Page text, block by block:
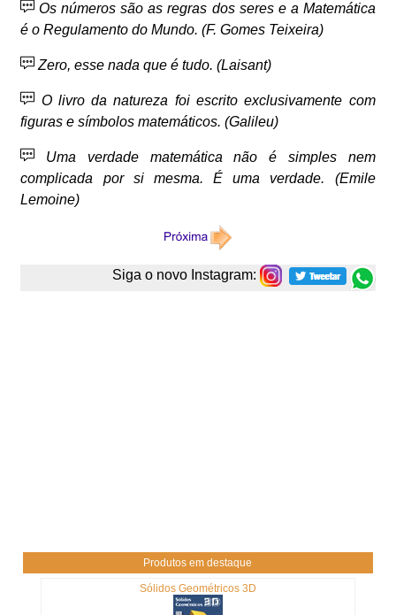
Os números são as regras dos seres e a Matemática
é o Regulamento do Mundo. (F. Gomes Teixeira)
Zero, esse nada que é tudo. (Laisant)
O livro da natureza foi escrito exclusivamente com
figuras e símbolos matemáticos. (Galileu)
Uma verdade matemática não é simples nem
complicada por si mesma. É uma verdade. (Emile
Lemoine)
Siga o novo Instagram:
Produtos em destaque
Sólidos Geométricos 3D